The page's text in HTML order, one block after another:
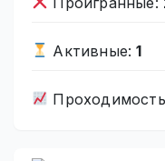
Активные:1